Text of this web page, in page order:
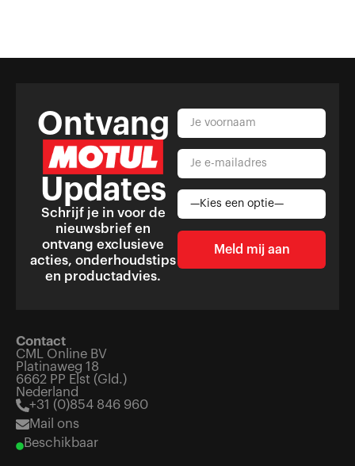
Ontvang
Updates
Schrijf je in voor de
nieuwsbrief en
ontvang exclusieve
acties, onderhoudstips
en productadvies.
Contact
CML Online BV
Platinaweg 18
6662 PP Elst (Gld.)
Nederland
+31 (0)854 846 960
Mail ons
Beschikbaar